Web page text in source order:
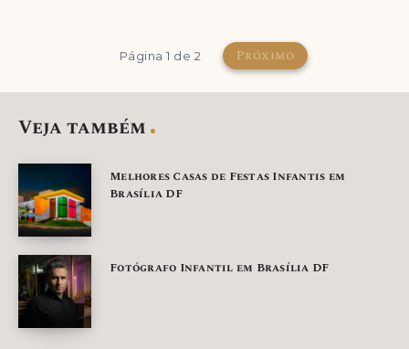
Página 1 de 2 Próximo
Veja também
Melhores Casas de Festas Infantis em
Brasília DF
Fotógrafo Infantil em Brasília DF